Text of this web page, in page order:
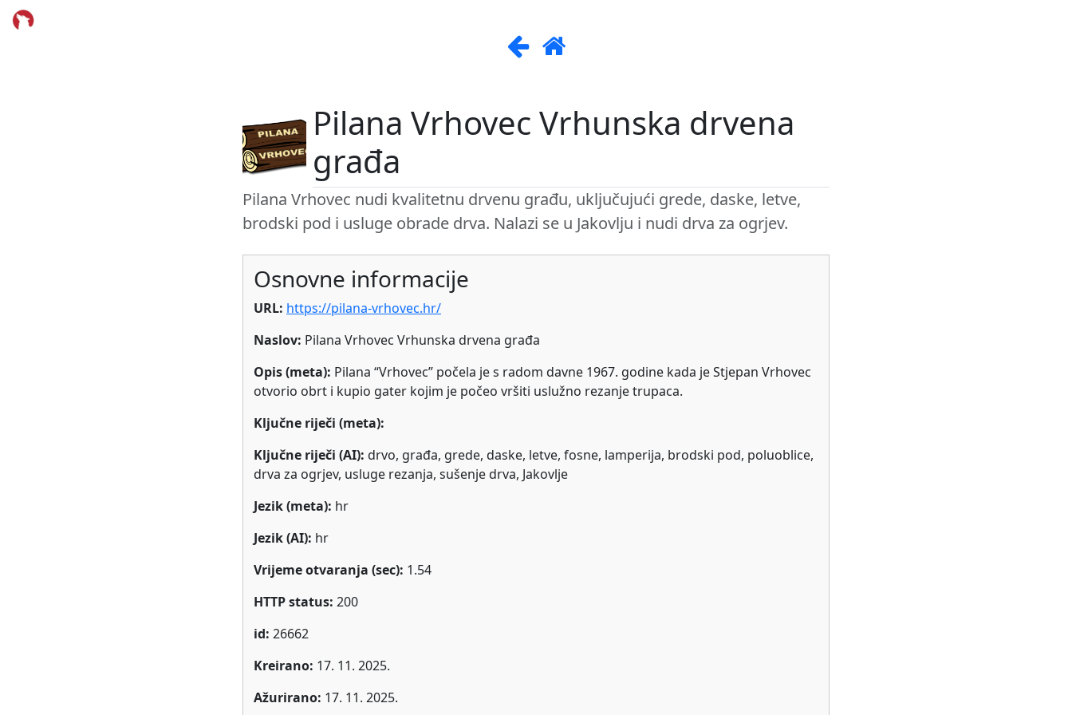
Pilana Vrhovec Vrhunska drvena
građa
Pilana Vrhovec nudi kvalitetnu drvenu građu, uključujući grede, daske, letve,
brodski pod i usluge obrade drva. Nalazi se u Jakovlju i nudi drva za ogrjev.
Osnovne informacije
URL: https://pilana-vrhovec.hr/
Naslov: Pilana Vrhovec Vrhunska drvena građa
Opis (meta): Pilana “Vrhovec” počela je s radom davne 1967. godine kada je Stjepan Vrhovec
otvorio obrt i kupio gater kojim je počeo vršiti uslužno rezanje trupaca.
Ključne riječi (meta):
Ključne riječi (AI): drvo, građa, grede, daske, letve, fosne, lamperija, brodski pod, poluoblice,
drva za ogrjev, usluge rezanja, sušenje drva, Jakovlje
Jezik (meta): hr
Jezik (AI): hr
Vrijeme otvaranja (sec): 1.54
HTTP status: 200
id: 26662
Kreirano: 17. 11. 2025.
Ažurirano: 17. 11. 2025.